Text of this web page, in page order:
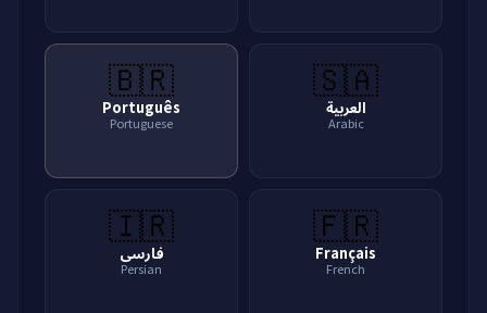
🇧🇷
Português
Portuguese
🇸🇦
العربية
Arabic
🇮🇷
فارسی
Persian
🇫🇷
Français
French